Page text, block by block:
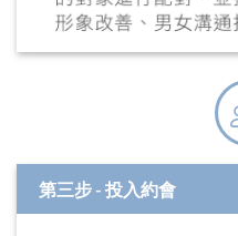
第三步 - 投入約會